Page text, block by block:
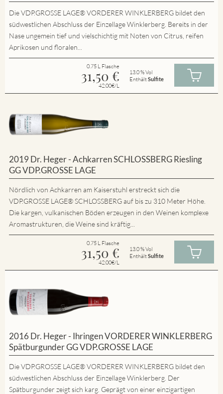
Die VDP.GROSSE LAGE® VORDERER WINKLERBERG bildet den
südwestlichen Abschluss der Einzellage Winklerberg. Bereits in der
Nase ungemein tief und vielschichtig mit Noten von Citrus, reifen
Aprikosen und floralen...
0.75 L Flasche
31,50 €
42.00€/L
13.0 % Vol
EnthältSulfite
2019 Dr. Heger - Achkarren SCHLOSSBERG Riesling
GG VDP.GROSSE LAGE
Nördlich von Achkarren am Kaiserstuhl erstreckt sich die
VDP.GROSSE LAGE® SCHLOSSBERG auf bis zu 310 Meter Höhe.
Die kargen, vulkanischen Böden erzeugen in den Weinen komplexe
Aromastrukturen, die Weine sind kräftig...
0.75 L Flasche
31,50 €
42.00€/L
13.0 % Vol
EnthältSulfite
2016 Dr. Heger - Ihringen VORDERER WINKLERBERG
Spätburgunder GG VDP.GROSSE LAGE
Die VDP.GROSSE LAGE® VORDERER WINKLERBERG bildet den
südwestlichen Abschluss der Einzellage Winklerberg. Der
Spätburgunder zeigt sich karg. Geprägt von einer einzigartigen